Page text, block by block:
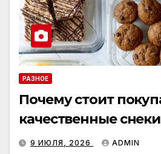
РАЗНОЕ
Почему стоит
качественные
9 ИЮЛЯ, 2026 ADMIN